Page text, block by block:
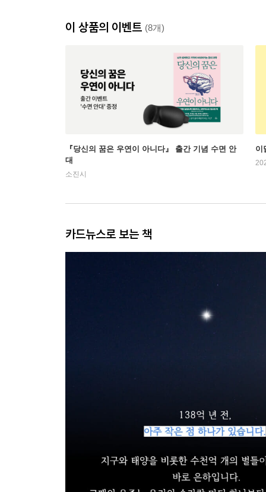
이 상품의 이벤트 (8개)
『당신의 꿈은 우연이 아니다』 출간 기념 수면 안
대
소진시
이
카드뉴스로 보는 책